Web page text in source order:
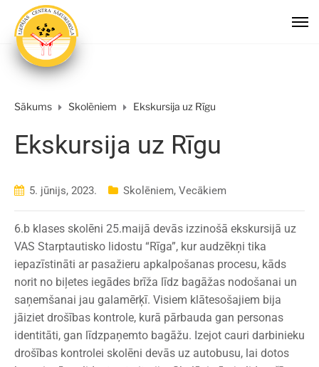
Sākums Skolēniem Ekskursija uz Rīgu
Ekskursija uz Rīgu
5. jūnijs, 2023. Skolēniem, Vecākiem
6.b klases skolēni 25.maijā devās izzinošā ekskursijā uz
VAS Starptautisko lidostu “Rīga”, kur audzēkņi tika
iepazīstināti ar pasažieru apkalpošanas procesu, kāds
norit no biļetes iegādes brīža līdz bagāžas nodošanai un
saņemšanai jau galamērķī. Visiem klātesošajiem bija
jāiziet drošības kontrole, kurā pārbauda gan personas
identitāti, gan līdzpaņemto bagāžu. Izejot cauri darbinieku
drošības kontrolei skolēni devās uz autobusu, lai dotos